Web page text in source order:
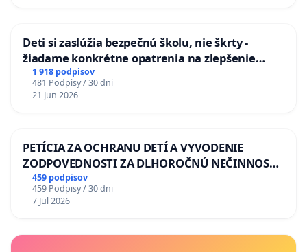
Deti si zaslúžia bezpečnú školu, nie škrty -
žiadame konkrétne opatrenia na zlepšenie
situácie v školstve
1 918 podpisov
481 Podpisy / 30 dni
21 Jun 2026
PETÍCIA ZA OCHRANU DETÍ A VYVODENIE
ZODPOVEDNOSTI ZA DLHOROČNÚ NEČINNOSŤ
A ZLYHANIE ŠTÁTU
459 podpisov
459 Podpisy / 30 dni
7 Jul 2026